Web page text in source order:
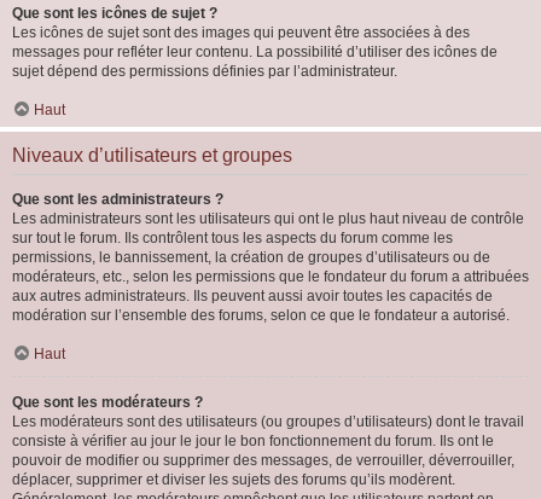
Que sont les icônes de sujet ?
Les icônes de sujet sont des images qui peuvent être associées à des
messages pour refléter leur contenu. La possibilité d’utiliser des icônes de
sujet dépend des permissions définies par l’administrateur.
Haut
Niveaux d’utilisateurs et groupes
Que sont les administrateurs ?
Les administrateurs sont les utilisateurs qui ont le plus haut niveau de contrôle
sur tout le forum. Ils contrôlent tous les aspects du forum comme les
permissions, le bannissement, la création de groupes d’utilisateurs ou de
modérateurs, etc., selon les permissions que le fondateur du forum a attribuées
aux autres administrateurs. Ils peuvent aussi avoir toutes les capacités de
modération sur l’ensemble des forums, selon ce que le fondateur a autorisé.
Haut
Que sont les modérateurs ?
Les modérateurs sont des utilisateurs (ou groupes d’utilisateurs) dont le travail
consiste à vérifier au jour le jour le bon fonctionnement du forum. Ils ont le
pouvoir de modifier ou supprimer des messages, de verrouiller, déverrouiller,
déplacer, supprimer et diviser les sujets des forums qu’ils modèrent.